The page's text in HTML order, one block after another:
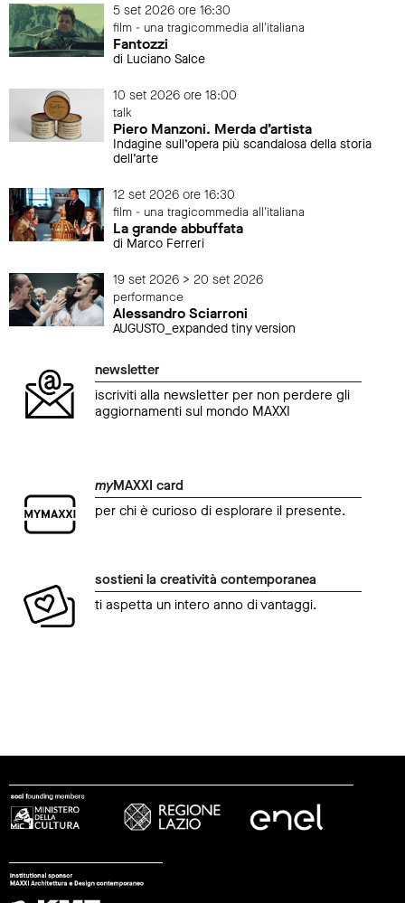
5 set 2026 ore 16:30
film - una tragicommedia all'italiana
Fantozzi
di Luciano Salce
10 set 2026 ore 18:00
talk
Piero Manzoni. Merda d’artista
Indagine sull’opera più scandalosa della storia
dell’arte
12 set 2026 ore 16:30
film - una tragicommedia all'italiana
La grande abbuffata
di Marco Ferreri
19 set 2026 > 20 set 2026
performance
Alessandro Sciarroni
AUGUSTO_expanded tiny version
newsletter
iscriviti alla newsletter per non perdere gli
aggiornamenti sul mondo MAXXI
myMAXXI card
per chi è curioso di esplorare il presente.
sostieni la creatività contemporanea
ti aspetta un intero anno di vantaggi.